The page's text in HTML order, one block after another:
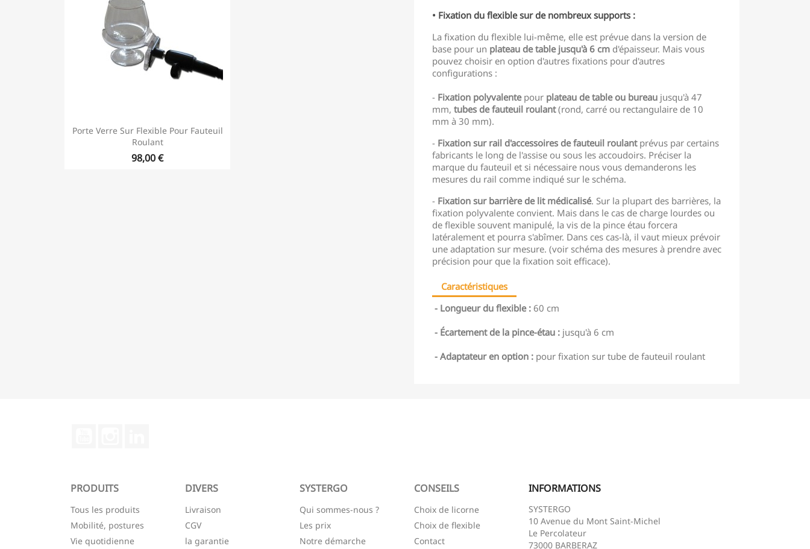
Porte Verre Sur Flexible Pour Fauteuil
Roulant
98,00 €
• Fixation du flexible sur de nombreux supports :
La fixation du flexible lui-même, elle est prévue dans la version de
base pour un plateau de table jusqu'à 6 cm d'épaisseur. Mais vous
pouvez choisir en option d'autres fixations pour d'autres
configurations :
- Fixation polyvalente pour plateau de table ou bureau jusqu'à 47
mm, tubes de fauteuil roulant(rond, carré ou rectangulaire de 10
mm à 30 mm).
- Fixation sur rail d'accessoires de fauteuil roulantprévus par certains
fabricants le long de l'assise ou sous les accoudoirs. Préciser la
marque du fauteuil et si nécessaire nous vous demanderons les
mesures du rail comme indiqué sur le schéma.
- Fixation sur barrière de lit médicalisé. Sur la plupart des barrières, la
fixation polyvalente convient. Mais dans le cas de charge lourdes ou
de flexible souvent manipulé, la vis de la pince étau forcera
latéralement et pourra s'abîmer. Dans ces cas-là, il vaut mieux prévoir
une adaptation sur mesure. (voir schéma des mesures à prendre avec
précision pour que la fixation soit efficace).
Caractéristiques
- Longueur du flexible : 60 cm
- Écartement de la pince-étau : jusqu'à 6 cm
- Adaptateur en option : pour fixation sur tube de fauteuil roulant
PRODUITS
Tous les produits
Mobilité, postures
Vie quotidienne
DIVERS
Livraison
CGV
la garantie
SYSTERGO
Qui sommes-nous ?
Les prix
Notre démarche
CONSEILS
Choix de licorne
Choix de flexible
Contact
INFORMATIONS
SYSTERGO
10 Avenue du Mont Saint-Michel
Le Percolateur
73000 BARBERAZ